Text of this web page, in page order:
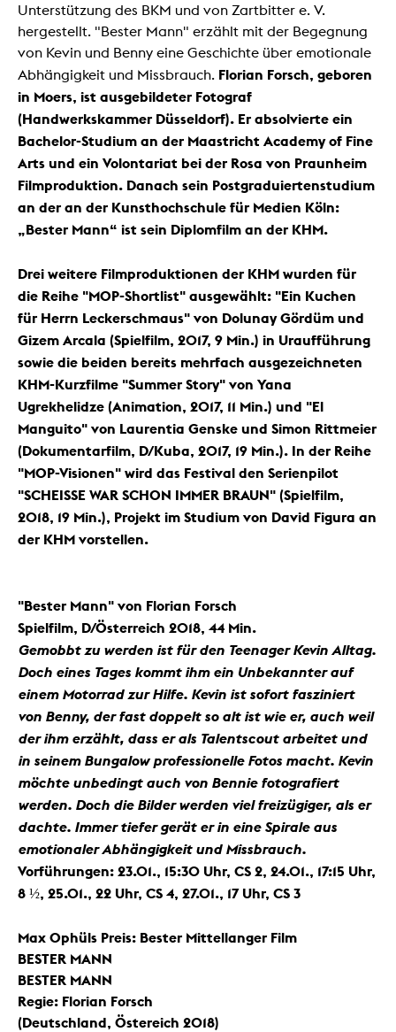
Unterstützung des BKM und von Zartbitter e. V.
hergestellt. "Bester Mann" erzählt mit der Begegnung
von Kevin und Benny eine Geschichte über emotionale
Abhängigkeit und Missbrauch. Florian Forsch, geboren
in Moers, ist ausgebildeter Fotograf
(Handwerkskammer Düsseldorf). Er absolvierte ein
Bachelor-Studium an der Maastricht Academy of Fine
Arts und ein Volontariat bei der Rosa von Praunheim
Filmproduktion. Danach sein Postgraduiertenstudium
an der an der Kunsthochschule für Medien Köln:
„Bester Mann“ ist sein Diplomfilm an der KHM.
Drei weitere Filmproduktionen der KHM wurden für
die Reihe "MOP-Shortlist" ausgewählt: "Ein Kuchen
für Herrn Leckerschmaus" von Dolunay Gördüm und
Gizem Arcala (Spielfilm, 2017, 9 Min.) in Uraufführung
sowie die beiden bereits mehrfach ausgezeichneten
KHM-Kurzfilme "Summer Story" von Yana
Ugrekhelidze (Animation, 2017, 11 Min.) und "El
Manguito" von Laurentia Genske und Simon Rittmeier
(Dokumentarfilm, D/Kuba, 2017, 19 Min.). In der Reihe
"MOP-Visionen" wird das Festival den Serienpilot
"SCHEISSE WAR SCHON IMMER BRAUN" (Spielfilm,
2018, 19 Min.), Projekt im Studium von David Figura an
der KHM vorstellen.
"Bester Mann" von Florian Forsch
Spielfilm, D/Österreich 2018, 44 Min.
Gemobbt zu werden ist für den Teenager Kevin Alltag.
Doch eines Tages kommt ihm ein Unbekannter auf
einem Motorrad zur Hilfe. Kevin ist sofort fasziniert
von Benny, der fast doppelt so alt ist wie er, auch weil
der ihm erzählt, dass er als Talentscout arbeitet und
in seinem Bungalow professionelle Fotos macht. Kevin
möchte unbedingt auch von Bennie fotografiert
werden. Doch die Bilder werden viel freizügiger, als er
dachte. Immer tiefer gerät er in eine Spirale aus
emotionaler Abhängigkeit und Missbrauch.
Vorführungen: 23.01., 15:30 Uhr, CS 2, 24.01., 17:15 Uhr,
8 ½, 25.01., 22 Uhr, CS 4, 27.01., 17 Uhr, CS 3
Max Ophüls Preis: Bester Mittellanger Film
BESTER MANN
BESTER MANN
Regie: Florian Forsch
(Deutschland, Östereich 2018)